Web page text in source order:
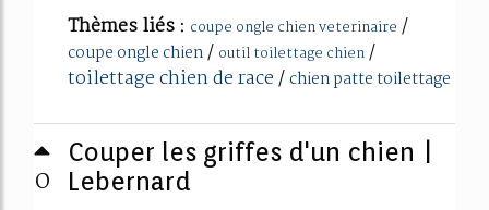
Thèmes liés : coupe ongle chien veterinaire /
coupe ongle chien/ outil toilettage chien/
toilettage chien de race/ chien patte toilettage
0
Couper les griffes d'un chien |
Lebernard